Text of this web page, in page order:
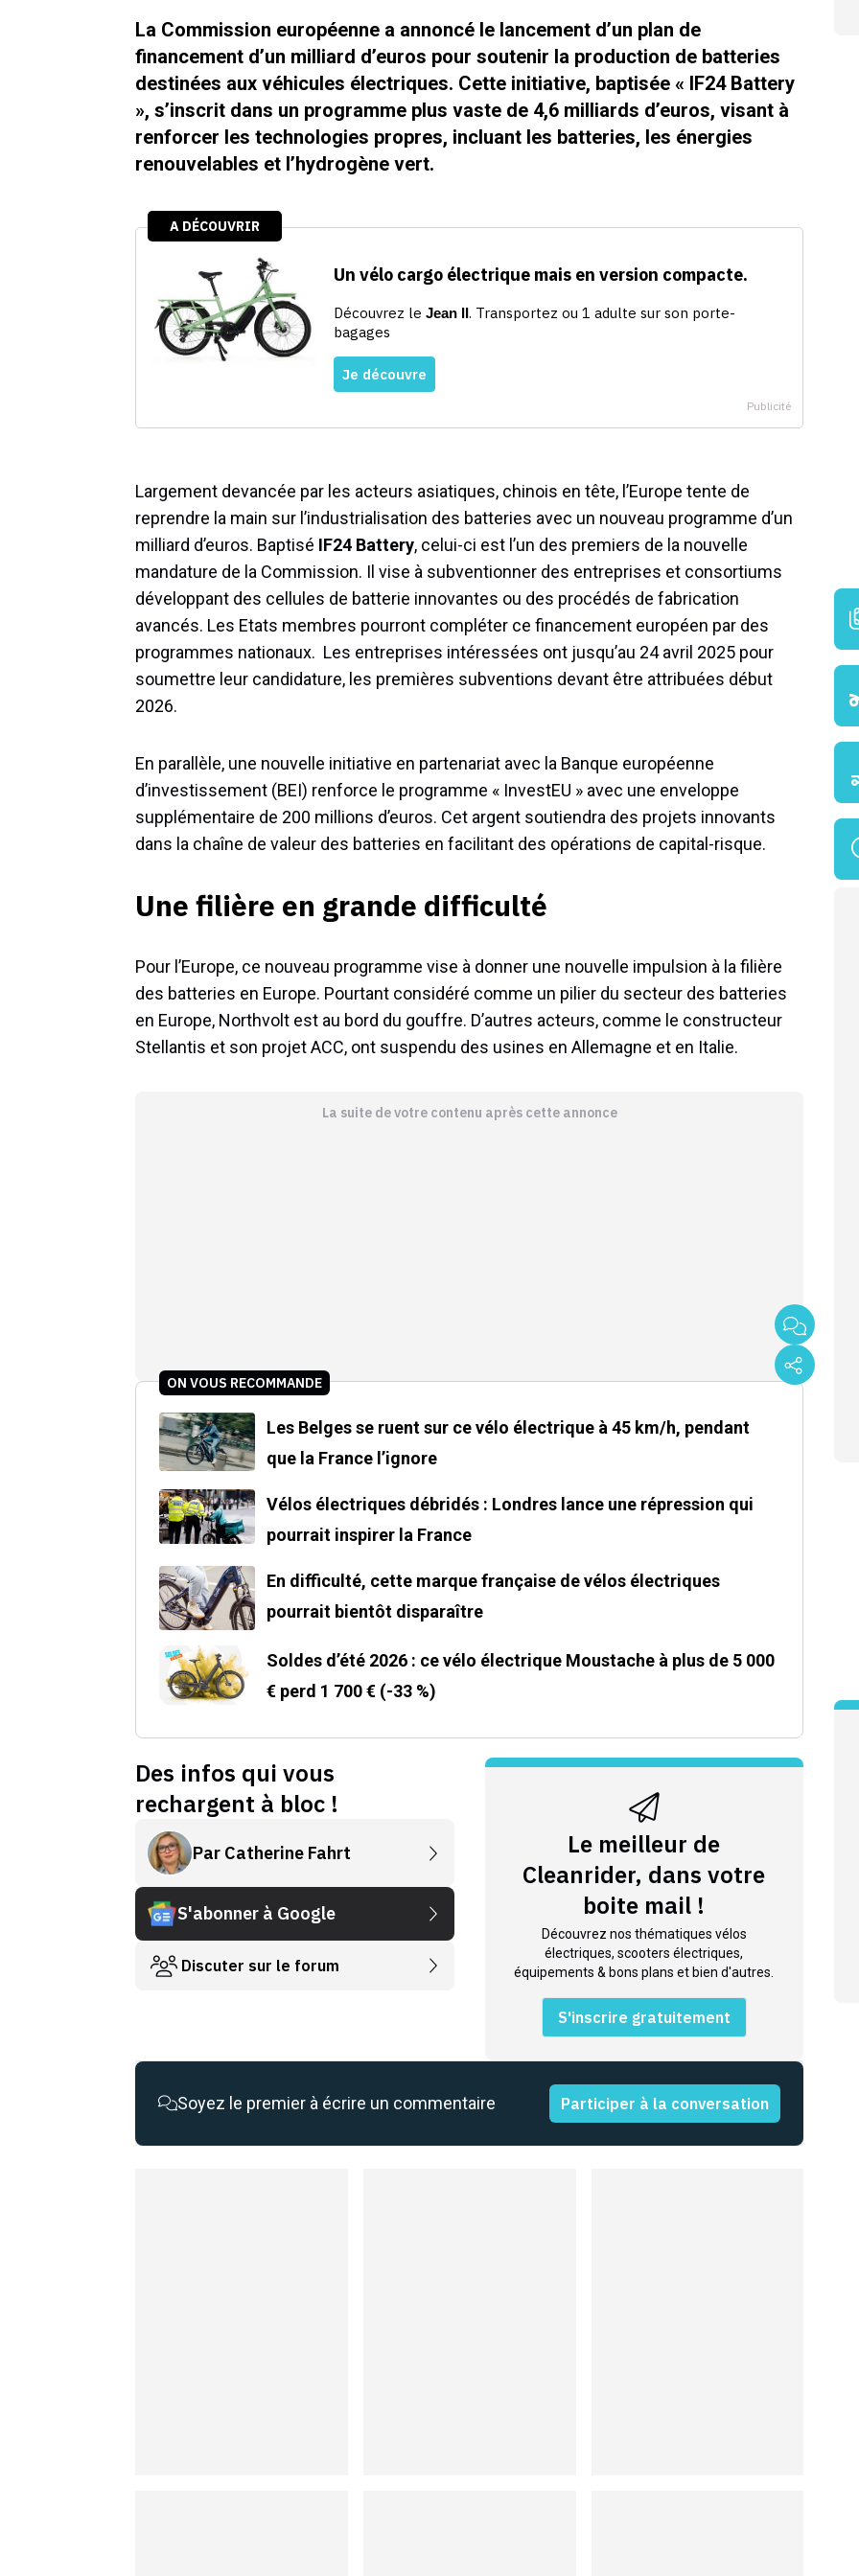
La Commission européenne a annoncé le lancement d’un plan de
financement d’un milliard d’euros pour soutenir la production de batteries
destinées aux véhicules électriques. Cette initiative, baptisée « IF24 Battery
», s’inscrit dans un programme plus vaste de 4,6 milliards d’euros, visant à
renforcer les technologies propres, incluant les batteries, les énergies
renouvelables et l’hydrogène vert.
Largement devancée par les acteurs asiatiques, chinois en tête, l’Europe tente de
reprendre la main sur l’industrialisation des batteries avec un nouveau programme d’un
milliard d’euros. Baptisé IF24 Battery, celui-ci est l’un des premiers de la nouvelle
mandature de la Commission. Il vise à subventionner des entreprises et consortiums
développant des cellules de batterie innovantes ou des procédés de fabrication
avancés. Les Etats membres pourront compléter ce financement européen par des
programmes nationaux. Les entreprises intéressées ont jusqu’au 24 avril 2025 pour
soumettre leur candidature, les premières subventions devant être attribuées début
2026.
En parallèle, une nouvelle initiative en partenariat avec la Banque européenne
d’investissement (BEI) renforce le programme « InvestEU » avec une enveloppe
supplémentaire de 200 millions d’euros. Cet argent soutiendra des projets innovants
dans la chaîne de valeur des batteries en facilitant des opérations de capital-risque.
Une filière en grande difficulté
Pour l’Europe, ce nouveau programme vise à donner une nouvelle impulsion à la filière
des batteries en Europe. Pourtant considéré comme un pilier du secteur des batteries
en Europe, Northvolt est au bord du gouffre. D’autres acteurs, comme le constructeur
Stellantis et son projet ACC, ont suspendu des usines en Allemagne et en Italie.
La suite de votre contenu après cette annonce
ON VOUS RECOMMANDE
Les Belges se ruent sur ce vélo électrique à 45 km/h, pendant
que la France l’ignore
Vélos électriques débridés : Londres lance une répression qui
pourrait inspirer la France
En difficulté, cette marque française de vélos électriques
pourrait bientôt disparaître
Soldes d’été 2026 : ce vélo électrique Moustache à plus de 5 000
€ perd 1 700 € (-33 %)
Des infos qui vous
rechargent à bloc !
Par Catherine Fahrt
S'abonner à Google
Discuter sur le forum
Le meilleur de
Cleanrider, dans votre
boite mail !
Découvrez nos thématiques vélos
électriques, scooters électriques,
équipements & bons plans et bien d'autres.
S'inscrire gratuitement
Soyez le premier à écrire un commentaire Participer à la conversation